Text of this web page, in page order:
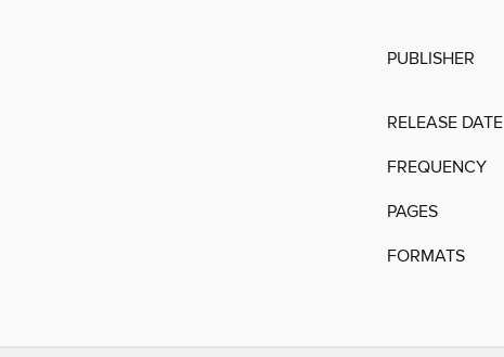
PUBLISHER
RELEASE DATE
FREQUENCY
PAGES
FORMATS